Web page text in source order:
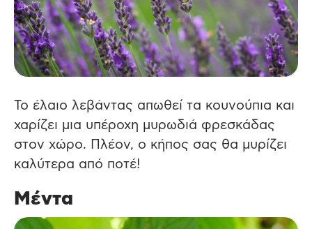
Το έλαιο λεβάντας απωθεί τα κουνούπια και
χαρίζει μια υπέροχη μυρωδιά φρεσκάδας
στον χώρο. Πλέον, ο κήπος σας θα μυρίζει
καλύτερα από ποτέ!
Μέντα